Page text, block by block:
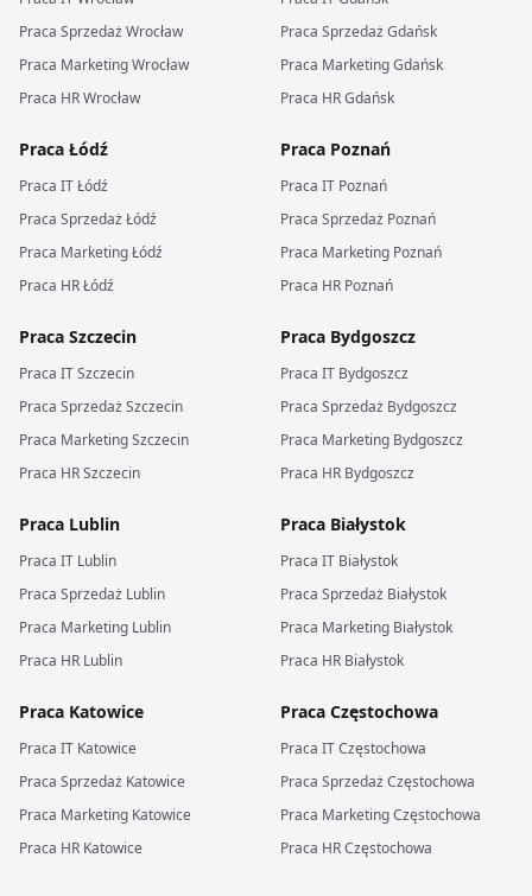
Praca SprzedażWrocław
Praca MarketingWrocław
Praca HRWrocław
Praca SprzedażGdańsk
Praca MarketingGdańsk
Praca HRGdańsk
Praca Łódź
Praca ITŁódź
Praca SprzedażŁódź
Praca MarketingŁódź
Praca HRŁódź
Praca Poznań
Praca IT Poznań
Praca Sprzedaż Poznań
Praca Marketing Poznań
Praca HR Poznań
Praca Szczecin
Praca ITSzczecin
Praca SprzedażSzczecin
Praca MarketingSzczecin
Praca HRSzczecin
Praca Bydgoszcz
Praca IT Bydgoszcz
Praca Sprzedaż Bydgoszcz
Praca Marketing Bydgoszcz
Praca HR Bydgoszcz
Praca Lublin
Praca IT Lublin
Praca Sprzedaż Lublin
Praca Marketing Lublin
Praca HR Lublin
Praca Białystok
Praca IT Białystok
Praca Sprzedaż Białystok
Praca Marketing Białystok
Praca HR Białystok
Praca Katowice
Praca IT Katowice
Praca Sprzedaż Katowice
Praca Marketing Katowice
Praca HR Katowice
Praca Częstochowa
Praca ITCzęstochowa
Praca SprzedażCzęstochowa
Praca MarketingCzęstochowa
Praca HRCzęstochowa